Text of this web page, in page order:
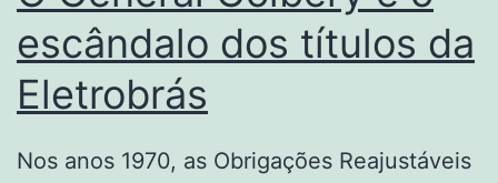
escândalo dos títulos da
Eletrobrás
Nos anos 1970, as Obrigações Reajustáveis